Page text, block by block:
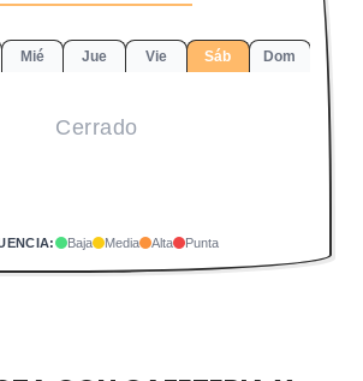
Mié Jue Vie Sáb Dom
Cerrado
Baja Media Alta Punta